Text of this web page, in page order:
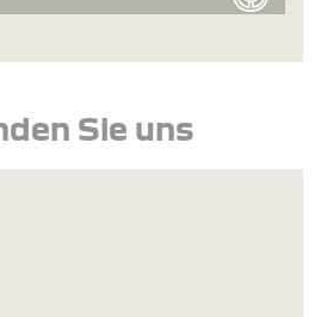
Sie uns